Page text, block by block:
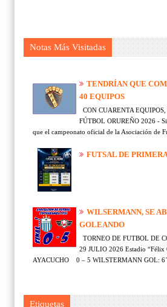
Notas Más Visitadas
TENDRÍAN QUE
40 EQUIPOS
CON CUARENTA
FÚTBOL ORUREÑO 2026 -
que el campeonato oficial de la Asociación de
FUTSAL DE
WILSERMANN, SE
GOLEANDO
TORNEO DE FUTBOL DE
29 JULIO 2026 Estadio “Félix
AYACUCHO 0 – 5 WILSTERMANN GOL: 6´
Etiquetas